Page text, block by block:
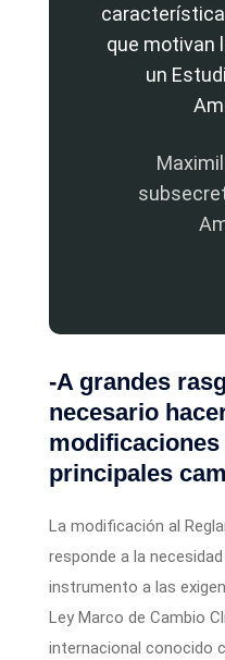
que motivan
un
-A grandes
necesario
principales
La modificación al
responde a la
instrumento a las
Ley Marco de Cambio
internacional conocido